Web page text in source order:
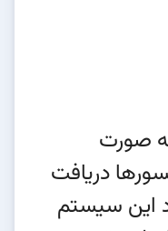
صورت
دریافت
این سیستم